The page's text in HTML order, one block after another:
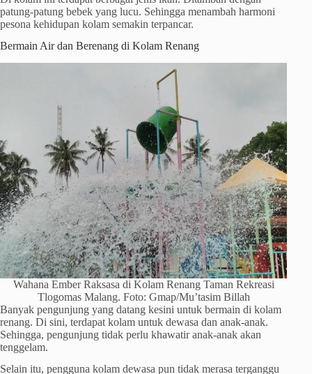
patung-patung bebek yang lucu. Sehingga menambah harmoni
pesona kehidupan kolam semakin terpancar.
Bermain Air dan Berenang di Kolam Renang
Wahana Ember Raksasa di Kolam Renang Taman Rekreasi
Tlogomas Malang. Foto: Gmap/Mu’tasim Billah
Banyak pengunjung yang datang kesini untuk bermain di kolam
renang. Di sini, terdapat kolam untuk dewasa dan anak-anak.
Sehingga, pengunjung tidak perlu khawatir anak-anak akan
tenggelam.
Selain itu, pengguna kolam dewasa pun tidak merasa terganggu